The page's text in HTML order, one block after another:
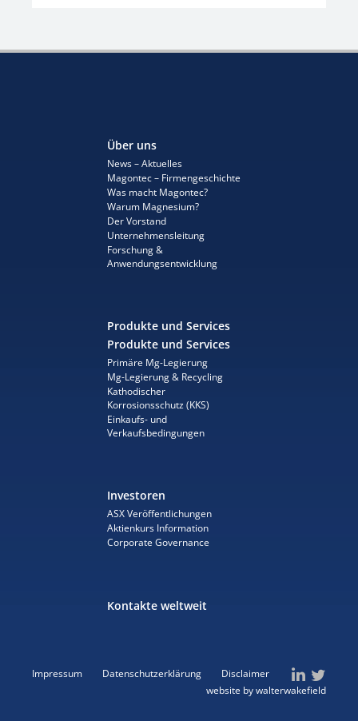
Über uns
News – Aktuelles
Magontec – Firmengeschichte
Was macht Magontec?
Warum Magnesium?
Der Vorstand
Unternehmensleitung
Forschung &
Anwendungsentwicklung
Produkte und Services
Produkte und Services
Primäre Mg-Legierung
Mg-Legierung & Recycling
Kathodischer
Korrosionsschutz (KKS)
Einkaufs- und
Verkaufsbedingungen
Investoren
ASX Veröffentlichungen
Aktienkurs Information
Corporate Governance
Kontakte weltweit
Impressum Datenschutzerklärung
Disclaimer
website by walterwakefield